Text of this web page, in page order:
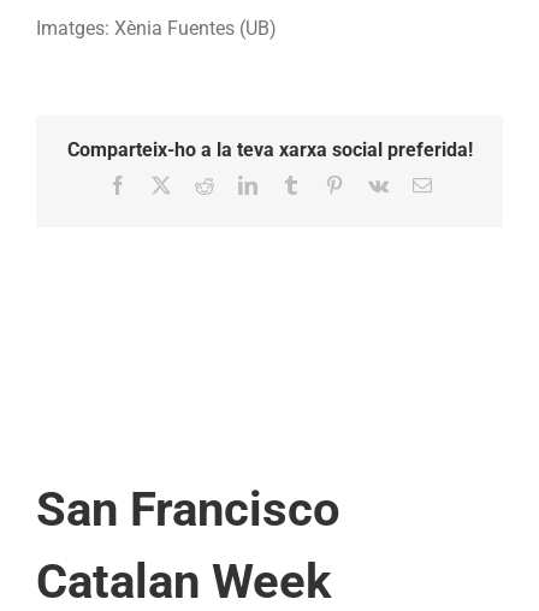
Imatges: Xènia Fuentes (UB)
Comparteix-ho a la teva xarxa social preferida!
Facebook RedditLinkedInTumblr Pinterest
Vk Email:
San Francisco
Catalan Week